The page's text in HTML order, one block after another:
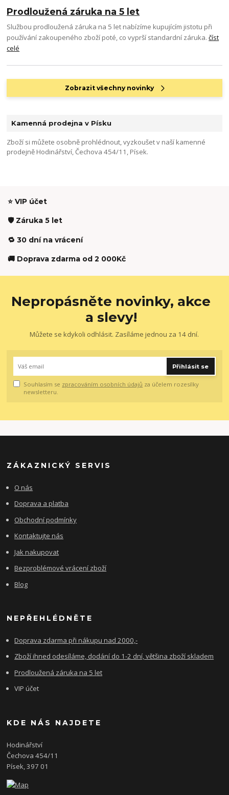
Prodloužená záruka na 5 let
Službou prodloužená záruka na 5 let nabízíme kupujícím jistotu při
používání zakoupeného zboží poté, co vyprší standardní záruka.číst
celé
Zobrazit všechny novinky
Kamenná prodejna v Písku
Zboží si můžete osobně prohlédnout, vyzkoušet v naší kamenné
prodejně Hodinářství, Čechova 454/11, Písek.
⭐ VIP účet
🛡️ Záruka 5 let
🔁 30 dní na vrácení
🚚 Doprava zdarma od 2 000Kč
Nepropásněte novinky, akce
a slevy!
Můžete se kdykoli odhlásit. Zasíláme jednou za 14 dní.
Přihlásit se
Souhlasím se zpracováním osobních údajů za účelem rozesílky
newsletteru.
ZÁKAZNICKÝ SERVIS
O nás
Doprava a platba
Obchodní podmínky
Kontaktujte nás
Jak nakupovat
Bezproblémové vrácení zboží
Blog
NEPŘEHLÉDNĚTE
Doprava zdarma při nákupu nad 2000,-
Zboží ihned odesíláme, dodání do 1-2 dní, většina zboží skladem
Prodloužená záruka na 5 let
VIP účet
KDE NÁS NAJDETE
Hodinářství
Čechova 454/11
Písek, 397 01